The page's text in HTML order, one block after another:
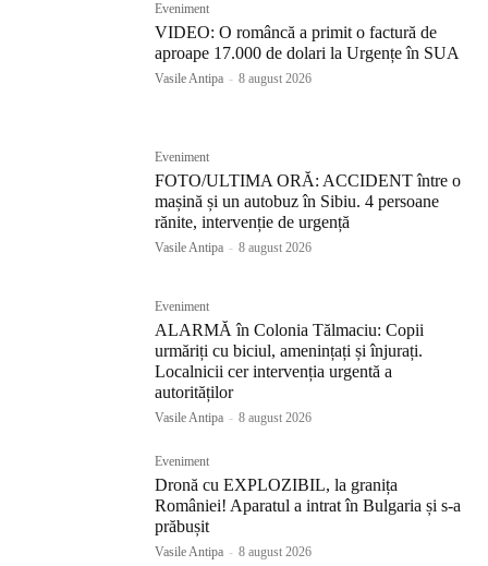
Eveniment
VIDEO: O româncă a primit o factură de
aproape 17.000 de dolari la Urgențe în SUA
Vasile Antipa - 8 august 2026
Eveniment
FOTO/ULTIMA ORĂ: ACCIDENT între o
mașină și un autobuz în Sibiu. 4 persoane
rănite, intervenție de urgență
Vasile Antipa - 8 august 2026
Eveniment
ALARMĂ în Colonia Tălmaciu: Copii
urmăriți cu biciul, amenințați și înjurați.
Localnicii cer intervenția urgentă a
autorităților
Vasile Antipa - 8 august 2026
Eveniment
Dronă cu EXPLOZIBIL, la granița
României! Aparatul a intrat în Bulgaria și s-a
prăbușit
Vasile Antipa - 8 august 2026